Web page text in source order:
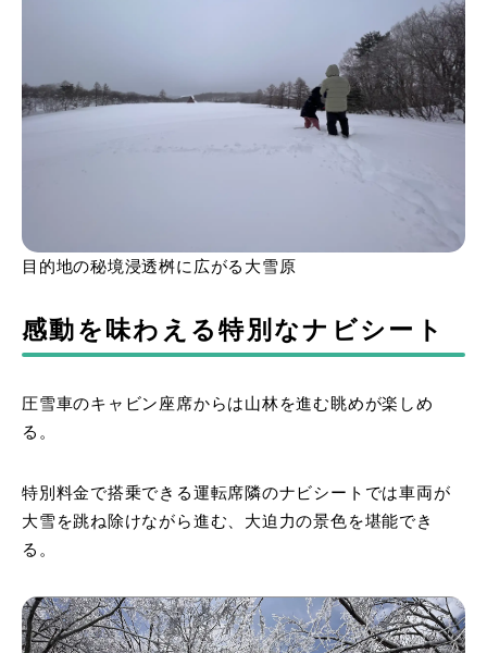
目的地の秘境浸透桝に広がる大雪原
感動を味わえる特別なナビシート
圧雪車のキャビン座席からは山林を進む眺めが楽しめ
る。
特別料金で搭乗できる運転席隣のナビシートでは車両が
大雪を跳ね除けながら進む、大迫力の景色を堪能でき
る。